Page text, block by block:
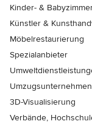
Kinder- &
Künstler &
Möbelrestaurierung
Spezialanbieter
Umzugsunternehmen
3D-Visualisierung
Verbände,